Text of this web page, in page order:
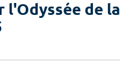
l'Odyssée de la